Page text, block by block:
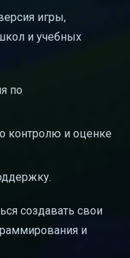
игры,
и учебных
по
контролю и оценке
создавать свои
и